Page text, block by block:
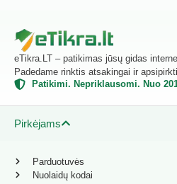
eTikra.LT – patikimas jūsų gidas
Padedame rinktis atsakingai ir
Patikimi. Nepriklausomi. Nuo
Pirkėjams
Parduotuvės
Nuolaidų kodai